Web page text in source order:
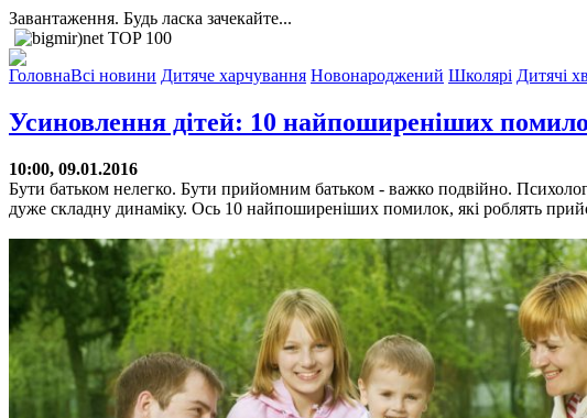
Завантаження. Будь ласка зачекайте...
ГоловнаВсі новини Дитяче харчування Новонароджений Школярі Дитячі
Усиновлення дітей: 10 найпоширеніших
10:00, 09.01.2016
Бути батьком нелегко. Бути прийомним батьком - важко подвійно.
дуже складну динаміку. Ось 10 найпоширеніших помилок, які роблять